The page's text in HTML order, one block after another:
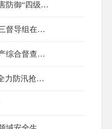
2024-04-29
2024年积石山县山洪灾害防御“四级包抓”责任人公示
2024-04-01
州安全生产驻点包抓第三督导组在积石山县开展“百日行动”督导检查工作推进会
2024-03-01
杨兴德带队开展安全生产综合督查活动
2023-12-06
“汛”速出击！积石山县全力防汛抢险保安全